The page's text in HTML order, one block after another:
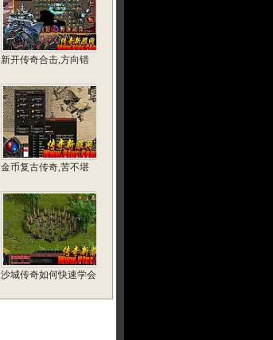
新开传奇合击,方向错
金币复古传奇,苦不堪
沙城传奇如何快速学会